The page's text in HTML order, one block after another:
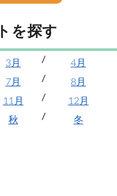
を探す
3月
4月
7月
8月
11月
12月
秋 冬